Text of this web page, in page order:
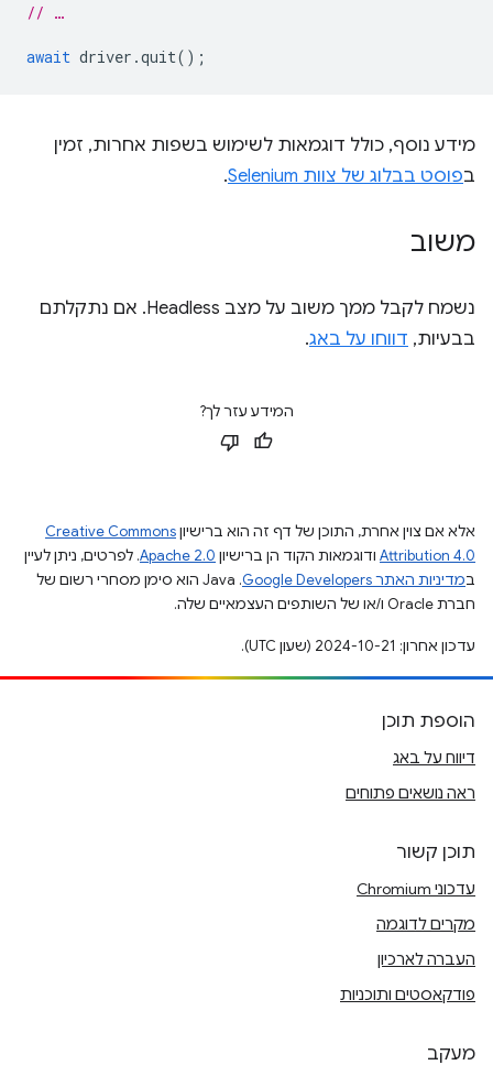
// …
await driver .quit();
מידע נוסף, כולל דוגמאות לשימוש בשפות אחרות, זמין
בפוסט בבלוג של צוות Selenium .
משוב
נשמח לקבל ממך משוב על מצב Headless. אם נתקלתם
בבעיות, דווחו על באג.
המידע עזר לך?
אלא אם צוין אחרת, התוכן של דף זה הוא ברישיוןCreative Commons
Attribution 4.0 ודוגמאות הקוד הן ברישיון Apache 2.0. לפרטים, ניתן לעיין
במדיניות האתר Google Developers‏
.‏ Java הוא סימן מסחרי רשום של
חברת Oracle ו/או של השותפים העצמאיים שלה.
עדכון אחרון: 2024-10-21 (שעון UTC).
הוספת תוכן
דיווח על באג
ראה נושאים פתוחים
תוכן קשור
עדכוני Chromium
מקרים לדוגמה
העברה לארכיון
פודקאסטים ותוכניות
מעקב